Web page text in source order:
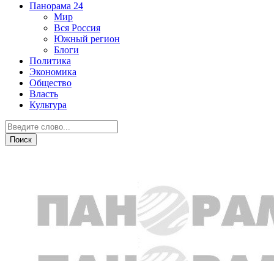
Панорама 24
Мир
Вся Россия
Южный регион
Блоги
Политика
Экономика
Общество
Власть
Культура